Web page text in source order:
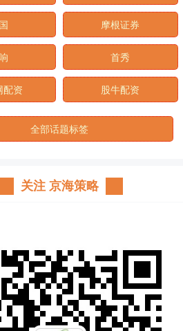
摩根证券
首秀
配资 股牛配资
全部话题标签
关注 京海策略